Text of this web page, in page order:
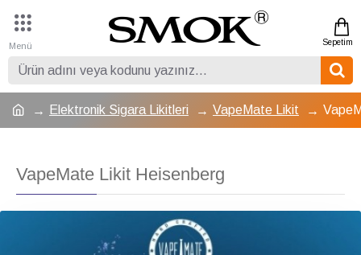
Elektronik Sigara Likitleri VapeMate Likit
VapeMate Likit Heisenberg